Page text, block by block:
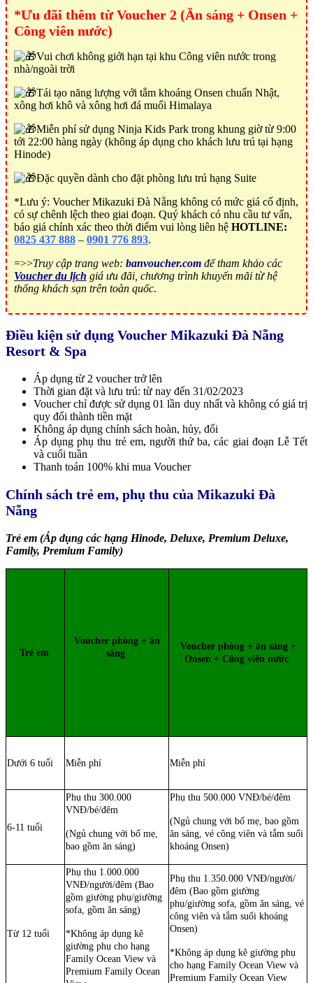
*Ưu đãi thêm từ Voucher 2 (Ăn sáng + Onsen +
Công viên nước)
Vui chơi không giới hạn tại khu Công viên nước trong
nhà/ngoài trời
Tái tạo năng lượng với tắm khoáng Onsen chuẩn Nhật,
xông hơi khô và xông hơi đá muối Himalaya
Miễn phí sử dụng Ninja Kids Park trong khung giờ từ 9:00
tới 22:00 hàng ngày (không áp dụng cho khách lưu trú tại hạng
Hinode)
Đặc quyền dành cho đặt phòng lưu trú hạng Suite
*Lưu ý: Voucher Mikazuki Đà Nẵng không có mức giá cố định,
có sự chênh lệch theo giai đoạn. Quý khách có nhu cầu tư vấn,
báo giá chính xác theo thời điểm vui lòng liên hệ HOTLINE:
0825 437 888 – 0901 776 893.
=>>Truy cập trang web: banvoucher.com để tham khảo các
Voucher du lịch giá ưu đãi, chương trình khuyến mãi từ hệ
thống khách sạn trên toàn quốc.
Điều kiện sử dụng Voucher Mikazuki Đà Nẵng
Resort & Spa
Áp dụng từ 2 voucher trở lên
Thời gian đặt và lưu trú: từ nay đến 31/02/2023
Voucher chỉ được sử dụng 01 lần duy nhất và không có giá trị
quy đổi thành tiền mặt
Không áp dụng chính sách hoàn, hủy, đổi
Áp dụng phụ thu trẻ em, người thứ ba, các giai đoạn Lễ Tết
và cuối tuần
Thanh toán 100% khi mua Voucher
Chính sách trẻ em, phụ thu của Mikazuki Đà
Nẵng
Trẻ em (Áp dụng các hạng Hinode, Deluxe, Premium Deluxe,
Family, Premium Family)
Trẻ em
Voucher phòng + ăn
sáng
Voucher phòng + ăn sáng +
Onsen + Công viên nước
Dưới 6 tuổi Miễn phí Miễn phí
6-11 tuổi
Phụ thu 300.000
VNĐ/bé/đêm
(Ngủ chung với bố mẹ,
bao gồm ăn sáng)
Phụ thu 500.000 VNĐ/bé/đêm
(Ngủ chung với bố mẹ, bao gồm
ăn sáng, vé công viên và tắm suối
khoáng Onsen)
Từ 12 tuổi
Phụ thu 1.000.000
VNĐ/người/đêm (Bao
gồm giường phụ/giường
sofa, gồm ăn sáng)
*Không áp dụng kê
giường phụ cho hạng
Family Ocean View và
Premium Family Ocean
Phụ thu 1.350.000 VNĐ/người/
đêm (Bao gồm giường
phụ/giường sofa, gồm ăn sáng, vé
công viên và tắm suối khoáng
Onsen)
*Không áp dụng kê giường phụ
cho hạng Family Ocean View và
Premium Family Ocean View